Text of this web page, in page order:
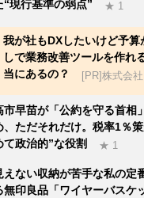
“現行基準の弱点”
★ 1
我が社もDXしたいけど予
しで業務改善ツールを作れ
当にあるの？
[PR]株式会
市早苗が「公約を守る首相
、ただそれだけ。税率1％
て政治的”な役割
★ 1
えない収納が苦手な私の定
無印良品「ワイヤーバスケ